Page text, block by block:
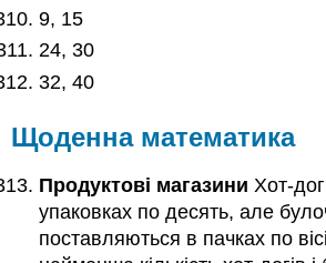
9, 15
24, 30
32, 40
Щоденна математика
Продуктові магазини Хот-
упаковках по десять, але
поставляються в пачках по